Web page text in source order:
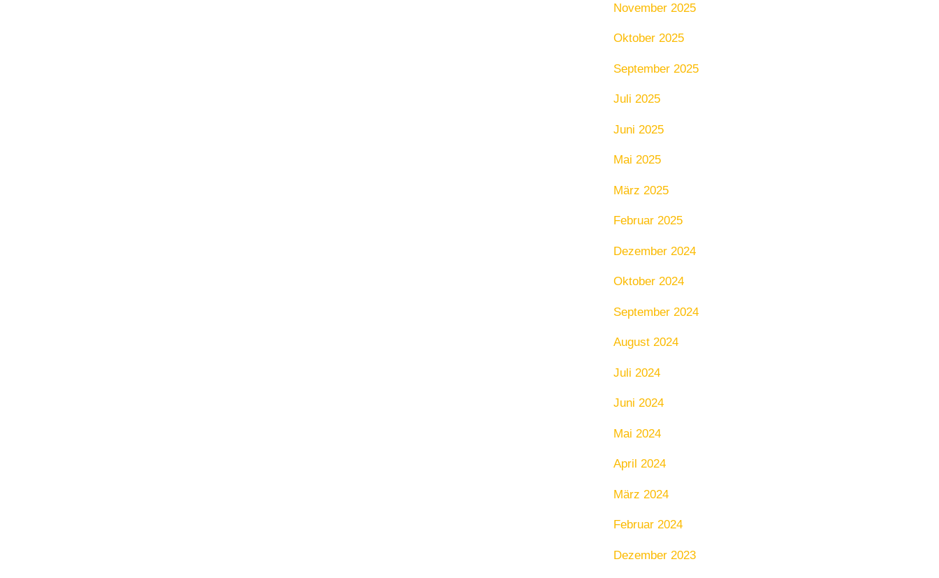
November 2025
Oktober 2025
September 2025
Juli 2025
Juni 2025
Mai 2025
März 2025
Februar 2025
Dezember 2024
Oktober 2024
September 2024
August 2024
Juli 2024
Juni 2024
Mai 2024
April 2024
März 2024
Februar 2024
Dezember 2023